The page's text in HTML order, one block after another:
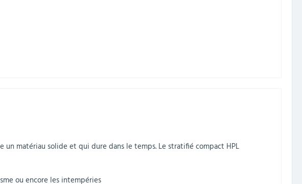
matériau solide et qui dure dans le temps. Le stratifié compact HPL
ou encore les intempéries